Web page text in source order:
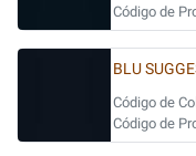
Código de
BLU
Código de
Código de